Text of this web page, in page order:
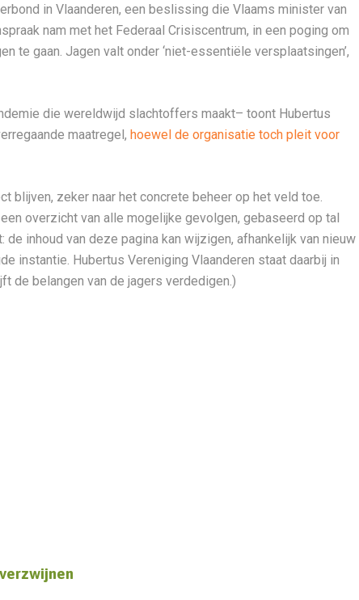
in Vlaanderen, een beslissing die Vlaams minister van
nam met het Federaal Crisiscentrum, in een poging om
te gaan. Jagen valt onder ‘niet-essentiële versplaatsingen’,
die wereldwijd slachtoffers maakt– toont Hubertus
maatregel, hoewel de organisatie toch pleit voor
blijven, zeker naar het concrete beheer op het veld toe.
overzicht van alle mogelijke gevolgen, gebaseerd op tal
de inhoud van deze pagina kan wijzigen, afhankelijk van nieuw
instantie. Hubertus Vereniging Vlaanderen staat daarbij in
de belangen van de jagers verdedigen.)